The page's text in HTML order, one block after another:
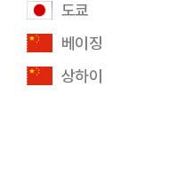
도쿄
베이징
상하이